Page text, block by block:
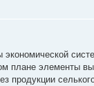
плане элементы
продукции